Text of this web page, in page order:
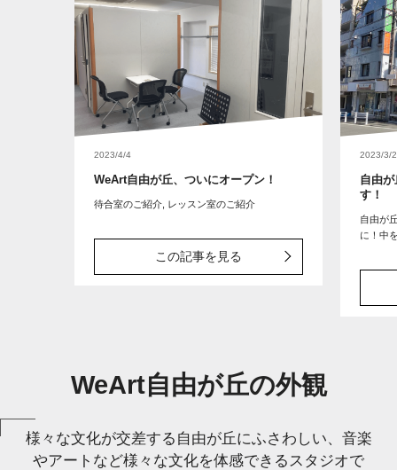
2023/4/4
WeArt自由が丘、ついにオープン！
待合室のご紹介, レッスン室のご紹介
この記事を見る
2023/3/
自由
す！
自由が
に！中
WeArt自由が丘の外観
様々な文化が交差する自由が丘にふさわしい、音楽
やアートなど様々な文化を体感できるスタジオで